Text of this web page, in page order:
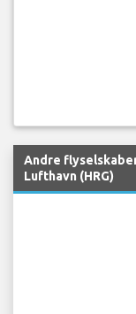
Andre
Lufthavn (HRG)